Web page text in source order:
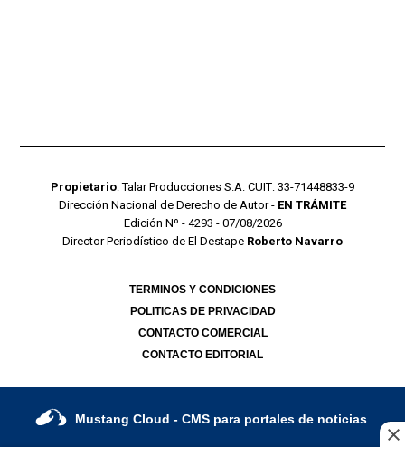
Propietario: Talar Producciones S.A. CUIT: 33-71448833-9
Dirección Nacional de Derecho de Autor - EN TRÁMITE
Edición Nº - 4293 - 07/08/2026
Director Periodístico de El Destape Roberto Navarro
TERMINOS Y CONDICIONES
POLITICAS DE PRIVACIDAD
CONTACTO COMERCIAL
CONTACTO EDITORIAL
Mustang Cloud - CMS para portales de noticias